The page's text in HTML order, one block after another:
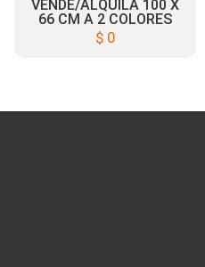
VENDE/ALQUILA 100 X
66 CM A 2 COLORES
$0